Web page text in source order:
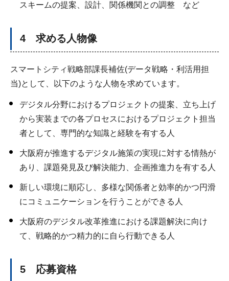
スキームの提案、設計、関係機関との調整 など
4 求める人物像
スマートシティ戦略部課長補佐(データ戦略・利活用担
当)として、以下のような人物を求めています。
デジタル分野におけるプロジェクトの提案、立ち上げ
から実装までの各プロセスにおけるプロジェクト担当
者として、専門的な知識と経験を有する人
大阪府が推進するデジタル施策の実現に対する情熱が
あり、課題発見及び解決能力、企画推進力を有する人
新しい環境に順応し、多様な関係者と効率的かつ円滑
にコミュニケーションを行うことができる人
大阪府のデジタル改革推進における課題解決に向け
て、戦略的かつ精力的に自ら行動できる人
5 応募資格